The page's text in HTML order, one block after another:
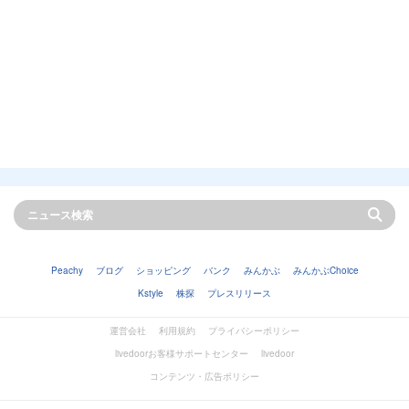
Peachy ブログ ショッピング バンク みんかぶ
みんかぶChoice
Kstyle
株探 プレスリリース
運営会社 利用規約
プライバシーポリシー
livedoorお客様サポートセンター
livedoor
コンテンツ・広告ポリシー